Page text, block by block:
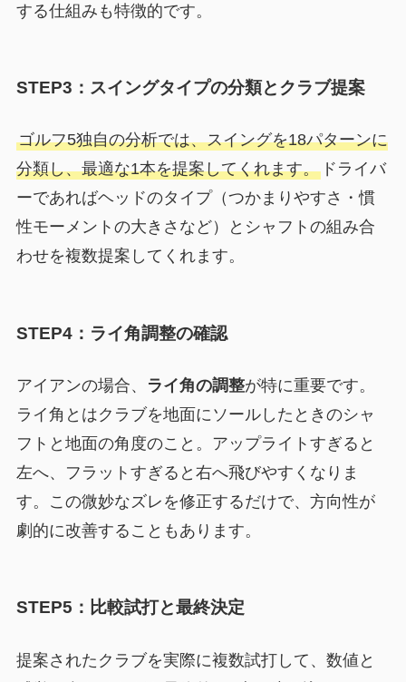
する仕組みも特徴的です。
STEP3：スイングタイプの分類とクラブ提案
ゴルフ5独自の分析では、スイングを18パターンに
分類し、最適な1本を提案してくれます。ドライバ
ーであればヘッドのタイプ（つかまりやすさ・慣
性モーメントの大きさなど）とシャフトの組み合
わせを複数提案してくれます。
STEP4：ライ角調整の確認
アイアンの場合、 ライ角の調整が特に重要です。
ライ角とはクラブを地面にソールしたときのシャ
フトと地面の角度のこと。アップライトすぎると
左へ、フラットすぎると右へ飛びやすくなりま
す。この微妙なズレを修正するだけで、方向性が
劇的に改善することもあります。
STEP5：比較試打と最終決定
提案されたクラブを実際に複数試打して、数値と